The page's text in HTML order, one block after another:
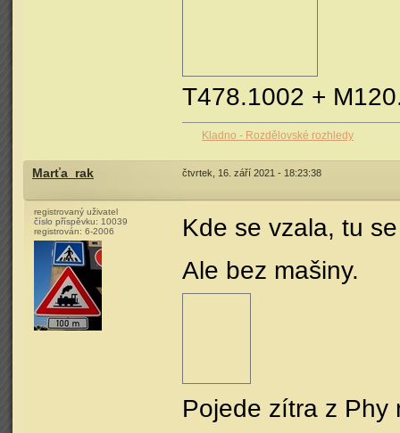
T478.1002 +
Kladno - Rozdělovské rozhledy
Marťa_rak čtvrtek, 16. září 2021 - 18:23:38
registrovaný uživatel
číslo příspěvku: 10039
registrován: 6-2006
Kde se vzala, tu
Ale bez mašiny.
Pojede zítra z Phy